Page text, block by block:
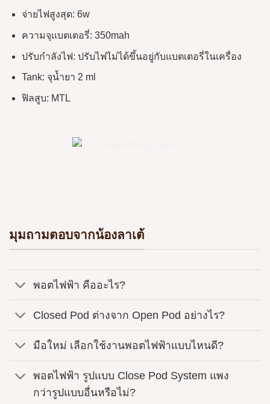
จ่ายไฟสูงสุด: 6w
ความจุแบตเตอรี่: 350mah
ปรับกำลังไฟ: ปรับไฟไม่ได้ขึ้นอยู่กับแบตเตอรี่ในเครื่อง
Tank: จุน้ำยา 2 ml
ฟิลสูบ: MTL
มุมถามตอบจากน้องลาเต้
พอตไฟฟ้า คืออะไร?
Closed Pod ต่างจาก Open Pod อย่างไร?
มือใหม่ เลือกใช้งานพอตไฟฟ้าแบบไหนดี?
พอตไฟฟ้า รูปแบบ Close Pod System แพง
กว่ารูปแบบอื่นหรือไม่?